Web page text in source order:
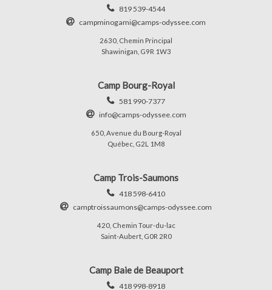
819 539-4544
campminogami@camps-odyssee.com
2630, Chemin Principal
Shawinigan, G9R 1W3
Camp Bourg-Royal
581 990-7377
info@camps-odyssee.com
650, Avenue du Bourg-Royal
Québec, G2L 1M8
Camp Trois-Saumons
418 598-6410
camptroissaumons@camps-odyssee.com
420, Chemin Tour-du-lac
Saint-Aubert, G0R 2R0
Camp Baie de Beauport
418 998-8918